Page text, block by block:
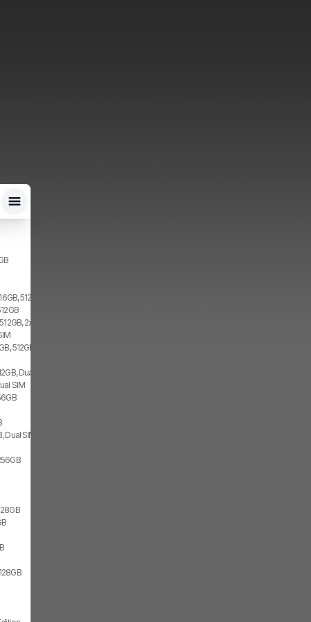
512GB, 2x SIM
2x SIM
512GB, 2x SIM
Dual SIM
SIM
SIM